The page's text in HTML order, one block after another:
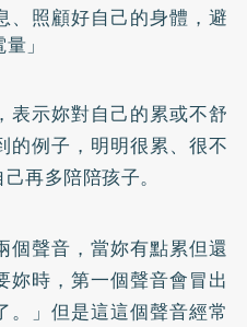
、照顧好自己的身體，避
」
表示妳對自己的累或不舒
的例子，明明很累、很不
再多陪陪孩子。
個聲音，當妳有點累但還
妳時，第一個聲音會冒出
。」但是這這個聲音經常